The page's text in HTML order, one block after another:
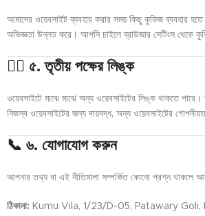
আমাদের ওয়েবসাইট ব্যবহার করার সময় কিছু কুকিজ ব্যবহার হতে
অভিজ্ঞতা উন্নত করে। আপনি চাইলে ব্রাউজার সেটিংস থেকে
🧍‍♀️ ৫. তৃতীয় পক্ষের লিঙ্ক
ওয়েবসাইটে মাঝে মাঝে অন্য ওয়েবসাইটের লিঙ্ক থাকতে
নিজস্ব ওয়েবসাইটের জন্য দায়বদ্ধ, অন্য ওয়েবসাইটের
📞 ৬. যোগাযোগ করুন
আপনার তথ্য বা এই নীতিমালা সম্পর্কিত কোনো প্রশ্ন থাকলে
ঠিকানা: Kumu Vila, 1/23/D-05, Patawary Goli,